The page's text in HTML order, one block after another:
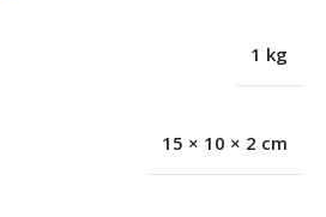
1 kg
15 × 10 × 2 cm